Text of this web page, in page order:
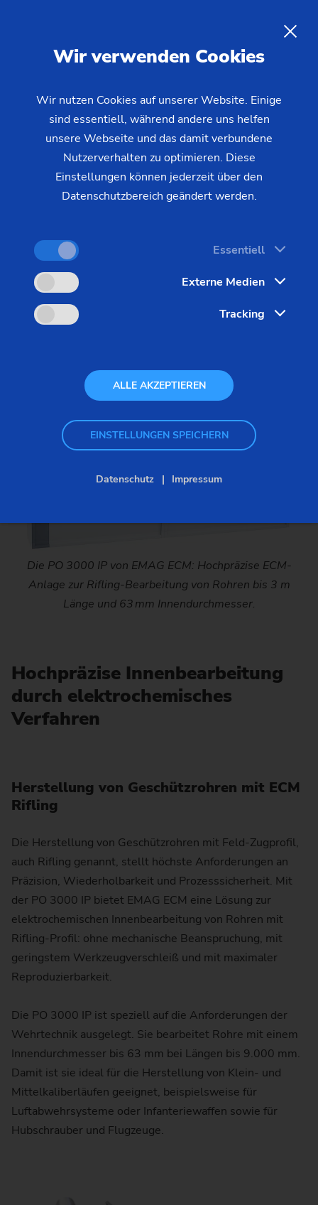
Geschützrohremittels ECM
(ECM rifling)
Die PO 3000 IP von EMAG ECM: Hochpräzise ECM-
Anlage zur Rifling-Bearbeitung von Rohren bis 3 m
Länge und 63 mm Innendurchmesser.
Hochpräzise Innenbearbeitung
durch elektrochemisches
Verfahren
Herstellung von Geschützrohren mit ECM
Rifling
Die Herstellung von Geschützrohren mit Feld-Zugprofil,
auch Rifling genannt, stellt höchste Anforderungen an
Präzision, Wiederholbarkeit und Prozesssicherheit. Mit
der PO 3000 IP bietet EMAG ECM eine Lösung zur
elektrochemischen Innenbearbeitung von Rohren mit
Rifling-Profil: ohne mechanische Beanspruchung, mit
geringstem Werkzeugverschleiß und mit maximaler
Reproduzierbarkeit.
Die PO 3000 IP ist speziell auf die Anforderungen der
Wehrtechnik ausgelegt. Sie bearbeitet Rohre mit einem
Innendurchmesser bis 63 mm bei Längen bis 9.000 mm.
Damit ist sie ideal für die Herstellung von Klein- und
Mittelkaliberläufen geeignet, beispielsweise für
Luftabwehrsysteme oder Infanteriewaffen sowie für
Hubschrauber und Flugzeuge.
Wir verwenden Cookies
Wir nutzen Cookies auf unserer Website. Einige
sind essentiell, während andere uns helfen
unsere Webseite und das damit verbundene
Nutzerverhalten zu optimieren. Diese
Einstellungen können jederzeit über den
Datenschutzbereich geändert werden.
Essentiell
Externe Medien
Tracking
ALLE AKZEPTIEREN
EINSTELLUNGEN SPEICHERN
Datenschutz Impressum